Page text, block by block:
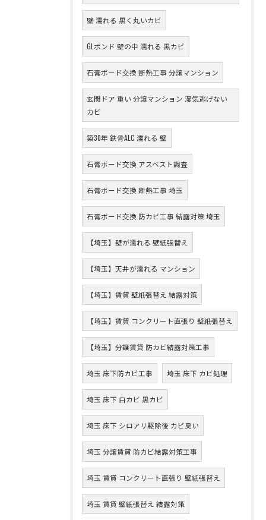
壁 濡れる 黒く丸いカビ
GLボンド 壁の中 濡れる 黒カビ
石膏ボード交換 断熱工事 分譲マンション
玄関ドア 重い 分譲マンション 湿気逃げない
カビ
築30年 鉄骨ALC 濡れる 壁
石膏ボード交換 アスベスト調査
石膏ボード交換 断熱工事 埼玉
石膏ボード交換 防カビ工事 結露対策 埼玉
【埼玉】壁が濡れる 壁紙張替え
【埼玉】天井が濡れる マンション
【埼玉】賃貸 壁紙張替え 結露対策
【埼玉】賃貸 コンクリート直張り 壁紙張替え
【埼玉】分譲賃貸 防カビ結露対策工事
埼玉 床下防カビ工事 埼玉 床下 カビ処理
埼玉 床下 白カビ 黒カビ
埼玉 床下 シロアリ駆除後 カビ臭い
埼玉 分譲賃貸 防カビ結露対策工事
埼玉 賃貸 コンクリート直張り 壁紙張替え
埼玉 賃貸 壁紙張替え 結露対策